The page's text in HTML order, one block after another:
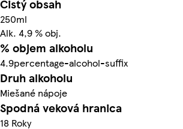
Čistý obsah
250ml
Alk. 4,9 % obj.
% objem alkoholu
4.9percentage-alcohol-suffix
Druh alkoholu
Miešané nápoje
Spodná veková hranica
18 Roky